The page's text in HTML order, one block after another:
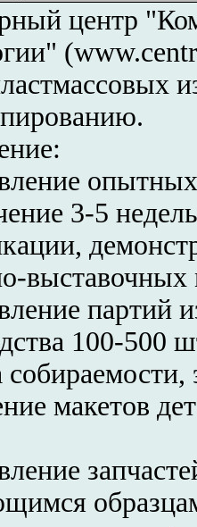
центр
3-5
выставочных
партий
100-500
макетов